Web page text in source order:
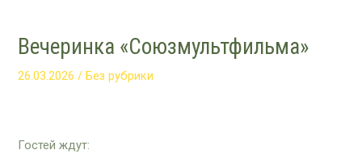
Вечеринка «Союзмультфильма»
26.03.2026/Без рубрики
Гостей ждут: